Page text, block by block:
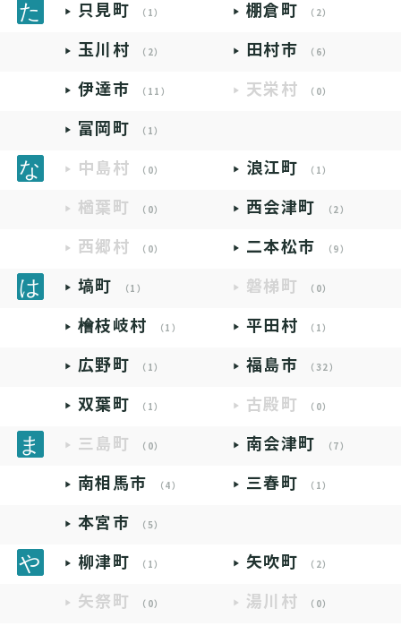
只見町 （1） 棚倉町 （2）
玉川村 （2） 田村市 （6）
伊達市 （11） 天栄村 （0）
富岡町 （1）
中島村 （0） 浪江町 （1）
楢葉町 （0） 西会津町 （2）
西郷村 （0） 二本松市 （9）
塙町 （1） 磐梯町 （0）
檜枝岐村 （1） 平田村 （1）
広野町 （1） 福島市 （32）
双葉町 （1） 古殿町 （0）
三島町 （0） 南会津町 （7）
南相馬市 （4） 三春町 （1）
本宮市 （5）
柳津町 （1） 矢吹町 （2）
矢祭町 （0） 湯川村 （0）